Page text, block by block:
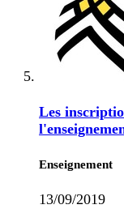
Les
Enseignement
13/09/2019